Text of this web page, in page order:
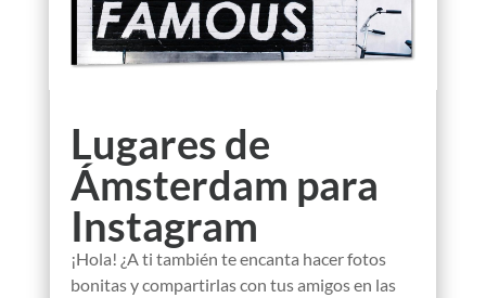
Lugares de
Ámsterdam para
Instagram
¡Hola! ¿A ti también te encanta hacer fotos
bonitas y compartirlas con tus amigos en las